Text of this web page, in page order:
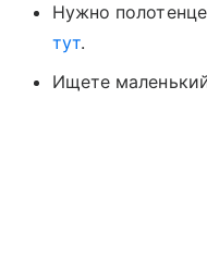
Нужно
тут.
Ищете